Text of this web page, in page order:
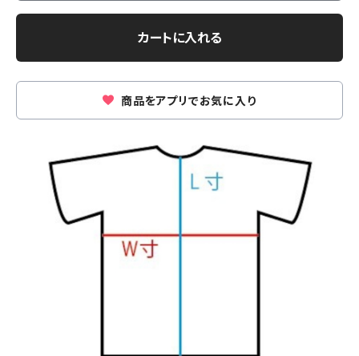
カートに入れる
商品をアプリでお気に入り